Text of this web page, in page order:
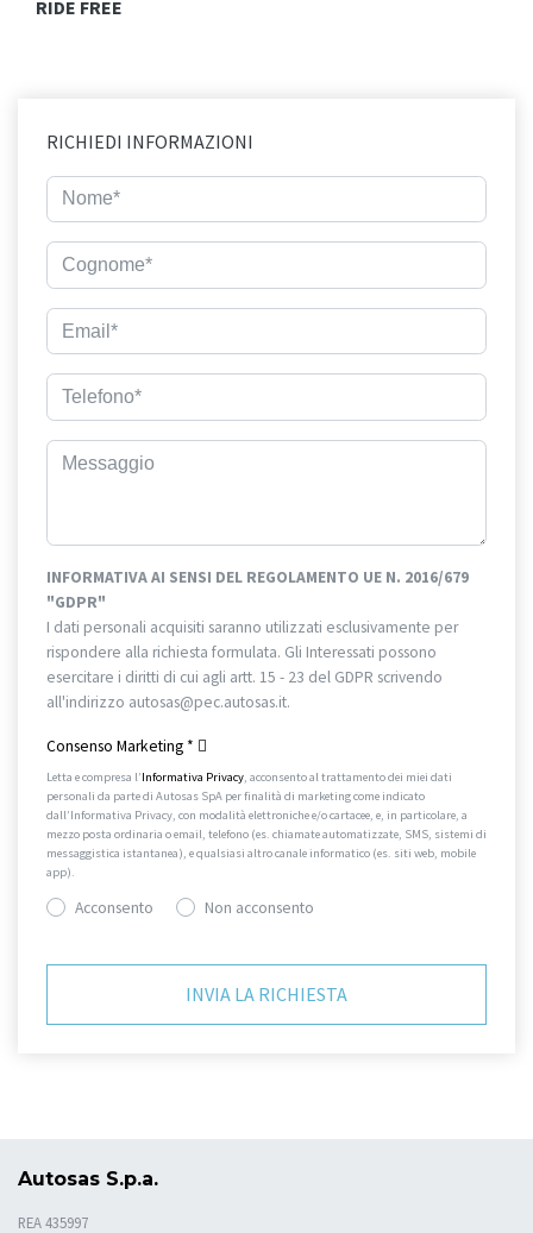
RIDE FREE
RICHIEDI INFORMAZIONI
INFORMATIVA AI SENSI DEL REGOLAMENTO UE N. 2016/679
"GDPR"
I dati personali acquisiti saranno utilizzati esclusivamente per
rispondere alla richiesta formulata. Gli Interessati possono
esercitare i diritti di cui agli artt. 15 - 23 del GDPR scrivendo
all'indirizzo autosas@pec.autosas.it.
Consenso Marketing *
Letta e compresa l’Informativa Privacy, acconsento al trattamento dei miei dati
personali da parte di Autosas SpA per finalità di marketing come indicato
dall’Informativa Privacy, con modalità elettroniche e/o cartacee, e, in particolare, a
mezzo posta ordinaria o email, telefono (es. chiamate automatizzate, SMS, sistemi di
messaggistica istantanea), e qualsiasi altro canale informatico (es. siti web, mobile
app).
Acconsento Non acconsento
Autosas S.p.a.
REA 435997